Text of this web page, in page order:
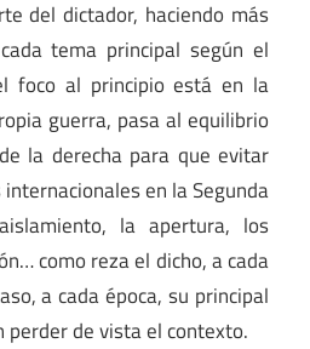
del dictador, haciendo más
tema principal según el
foco al principio está en la
guerra, pasa al equilibrio
la derecha para que evitar
en la Segunda
la apertura, los
como reza el dicho, a cada
a cada época, su principal
perder de vista el contexto.